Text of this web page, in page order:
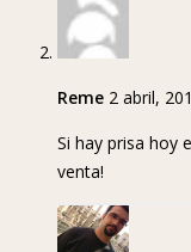
Reme 2 abril,
Si hay prisa hoy
venta!